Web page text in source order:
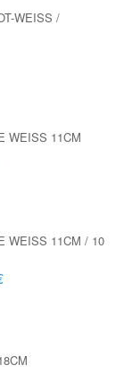
WEISS / 2
11CM
11CM / 10 S